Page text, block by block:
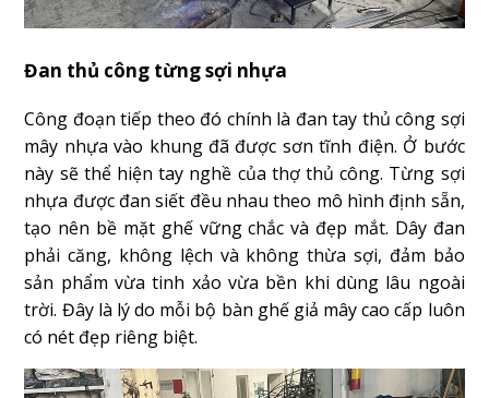
Đan thủ công từng sợi nhựa
Công đoạn tiếp theo đó chính là đan tay thủ công sợi
mây nhựa vào khung đã được sơn tĩnh điện. Ở bước
này sẽ thể hiện tay nghề của thợ thủ công. Từng sợi
nhựa được đan siết đều nhau theo mô hình định sẵn,
tạo nên bề mặt ghế vững chắc và đẹp mắt. Dây đan
phải căng, không lệch và không thừa sợi, đảm bảo
sản phẩm vừa tinh xảo vừa bền khi dùng lâu ngoài
trời. Đây là lý do mỗi bộ bàn ghế giả mây cao cấp luôn
có nét đẹp riêng biệt.